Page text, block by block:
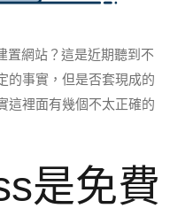
置網站？這是近期聽到不
的事實，但是否套現成的
這裡面有幾個不太正確的
是免費